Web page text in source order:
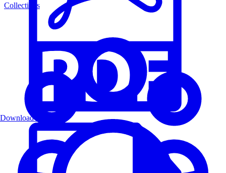
Collections
Download PDF